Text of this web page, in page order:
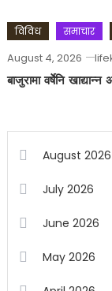
विविध समाचार
August 4, 2026
बाजुरामा वर्षेनि
August 2026
July 2026
June 2026
May 2026